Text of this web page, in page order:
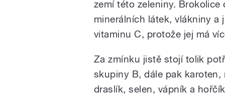
zemí této zeleniny.
minerálních látek, vlákniny a
vitaminu C, protože jej má
Za zmínku jistě stojí tolik
skupiny B, dále pak
draslík, selen, vápník a